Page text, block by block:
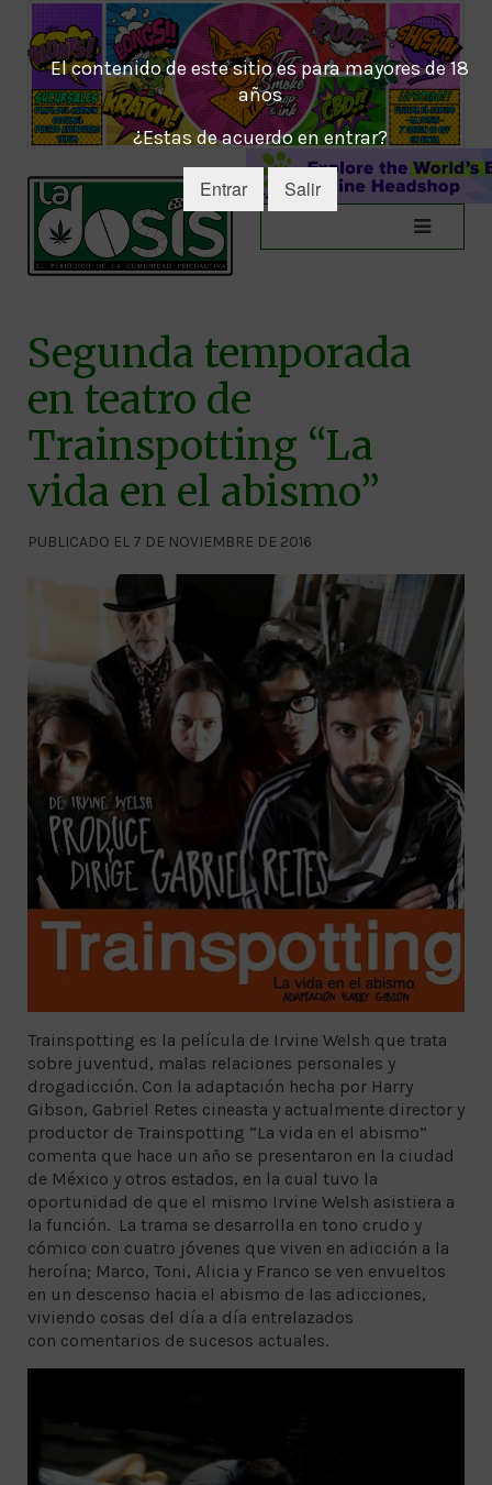
El contenido de este sitio es para mayores de 18
años
¿Estas de acuerdo en entrar?
Entrar Salir
Segunda temporada
en teatro de
Trainspotting “La
vida en el abismo”
PUBLICADO EL 7 DE NOVIEMBRE DE 2016
Trainspotting es la película de Irvine Welsh que trata
sobre juventud, malas relaciones personales y
drogadicción. Con la adaptación hecha por Harry
Gibson, Gabriel Retes cineasta y actualmente director y
productor de Trainspotting “La vida en el abismo”
comenta que hace un año se presentaron en la ciudad
de México y otros estados, en la cual tuvo la
oportunidad de que el mismo Irvine Welsh asistiera a
la función. La trama se desarrolla en tono crudo y
cómico con cuatro jóvenes que viven en adicción a la
heroína; Marco, Toni, Alicia y Franco se ven envueltos
en un descenso hacia el abismo de las adicciones,
viviendo cosas del día a día entrelazados
con comentarios de sucesos actuales.